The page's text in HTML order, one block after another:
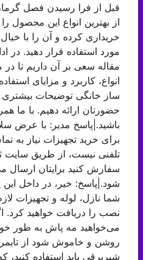
قبل از فرا رسیدن فصل
از بهترین انواع این محصول را
خریداری کرده و آن را با
مورد استفاده قرار دهید. در
مقاله سعی بر آن داریم تا در
انواع، کاربرد و مزایای
ساز خانگی توضیحات بیشتری
حضورتان ارائه دهیم. با ما
باشید.|پاسخ مدیر: با عرض
برای خرید تجهیزات نیاز به
تلفنی نیست، از طریق سایت
سفارش کنید برایتان ارسال
شود.|پاسخ: خیر، در داخل این
شما نازل، لوله و تجهیزات
نصب را دریافت خواهید کرد.
می‌خواهید مه پاش به طور
روشن و خاموش شود از تایمر و
شیربرقی باید استفاده کنید، که